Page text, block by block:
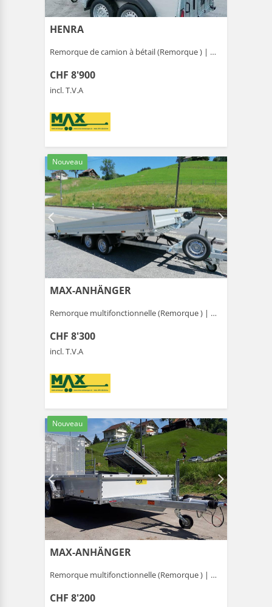
HENRA
Remorque de camion à bétail (Remorque ) |
CHF 8'900
incl. T.V.A
Nouveau
MAX-ANHÄNGER
Remorque multifonctionnelle (Remorque ) |
CHF 8'300
incl. T.V.A
Nouveau
MAX-ANHÄNGER
Remorque multifonctionnelle (Remorque ) |
CHF 8'200